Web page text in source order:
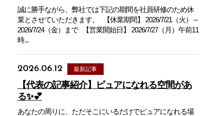
誠に勝手ながら、弊社では下記の期間を社員研修のため休
業とさせていただきます。 【休業期間】 2026/7/21（火）～
2026/7/24（金）まで 【営業開始日】 2026/7/27（月）午前11
時...
2026.06.12 最新記事
【代表の記事紹介】ピュアになれる空間があ
る✨💕
あなたの周りに、ただそこにいるだけでピュアになれる場